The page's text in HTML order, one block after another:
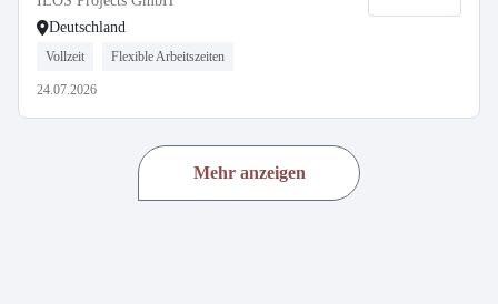
Deutschland
Vollzeit Flexible Arbeitszeiten
24.07.2026
Mehr anzeigen